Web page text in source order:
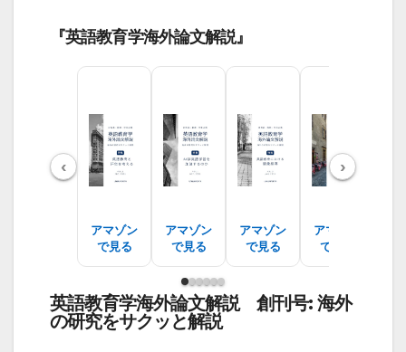
『英語教育学海外論文解説』
‹
アマゾン
で見る
アマゾン
で見る
アマゾン
で見る
アマゾン
で見る
›
英語教育学海外論文解説 創刊号: 海外
の研究をサクッと解説